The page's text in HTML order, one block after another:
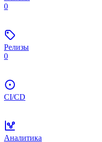
0
Релизы
0
CI/CD
Аналитика